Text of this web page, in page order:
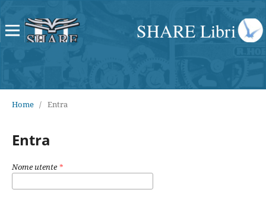
SHARE Libri
Home / Entra
Entra
Nome utente*